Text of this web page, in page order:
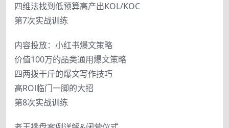
四维法找到低预算高产出KOL/KOC
第7次实战训练
内容投放：小红书爆文策略
价值100万的品类通用爆文策略
四两拨干斤的爆文写作技巧
高ROl临门一脚的大招
第8次实战训练